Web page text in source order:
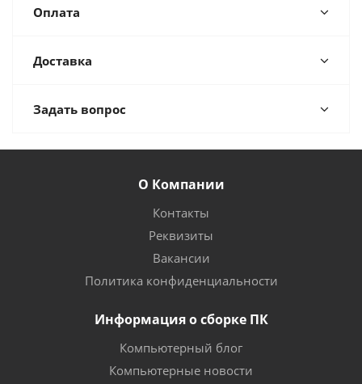
Оплата
Доставка
Задать вопрос
О Компании
Контакты
Реквизиты
Вакансии
Политика конфиденциальности
Информация о сборке ПК
Компьютерный блог
Компьютерные новости